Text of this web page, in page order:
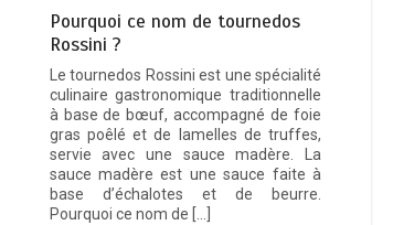
Pourquoi ce nom de tournedos
Rossini ?
Le tournedos Rossini est une spécialité
culinaire gastronomique traditionnelle
à base de bœuf, accompagné de foie
gras poêlé et de lamelles de truffes,
servie avec une sauce madère. La
sauce madère est une sauce faite à
base d’échalotes et de beurre.
Pourquoi ce nom de […]